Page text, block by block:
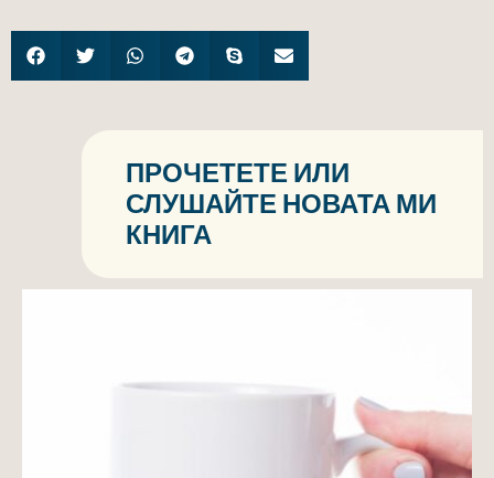
ПРОЧЕТЕТЕ ИЛИ
СЛУШАЙТЕ НОВАТА МИ
КНИГА